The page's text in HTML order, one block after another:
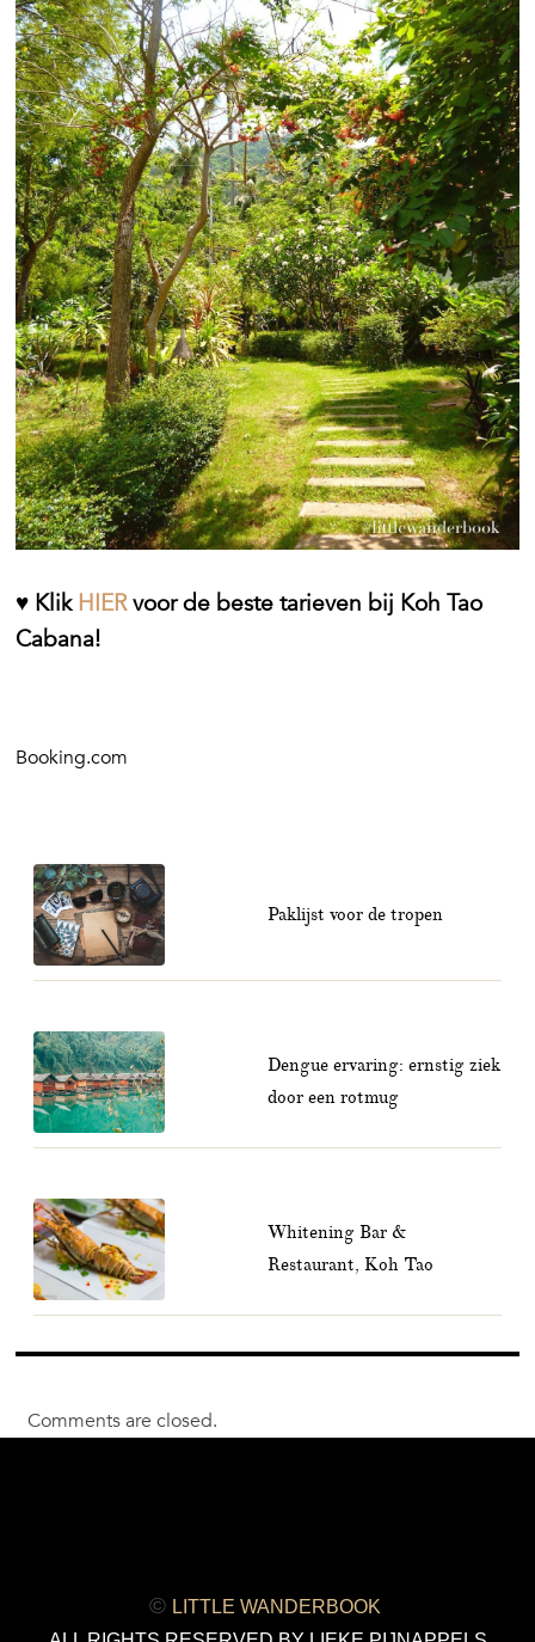
♥ KlikHIERvoor de beste tarieven bij Koh Tao
Cabana!
Booking.com
Paklijst voor de tropen
Dengue ervaring: ernstig ziek
door een rotmug
Whitening Bar &
Restaurant, Koh Tao
Comments are closed.
© LITTLE WANDERBOOK